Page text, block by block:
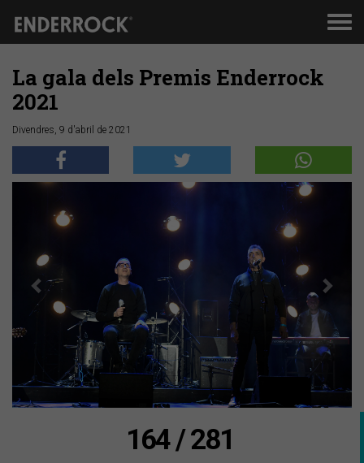
La gala dels Premis Enderrock
2021
Divendres, 9 d'abril de 2021
Anterior
164 / 281